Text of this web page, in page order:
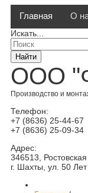
Главная О
Искать...
Найти
ООО
Производство и
Телефон:
+7 (8636) 25-44-67
+7 (8636) 25-09-34
Адрес:
346513,
г. Шахты, ул. 50